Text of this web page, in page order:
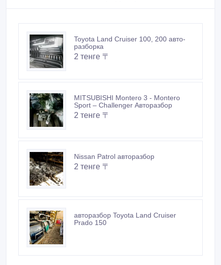
Toyota Land Cruiser 100, 200 авто-
разборка
2 тенге 〒
MITSUBISHI Montero 3 - Montero
Sport – Challenger Авторазбор
2 тенге 〒
Nissan Patrol авторазбор
2 тенге 〒
авторазбор Toyota Land Cruiser
Prado 150